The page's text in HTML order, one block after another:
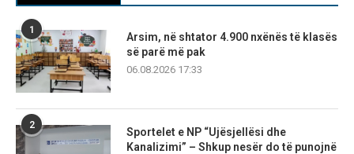
1
Arsim, në shtator 4.900 nxënës të klasës
së parë më pak
06.08.2026 17:33
2
Sportelet e NP “Ujësjellësi dhe
Kanalizimi” – Shkup nesër do të punojnë